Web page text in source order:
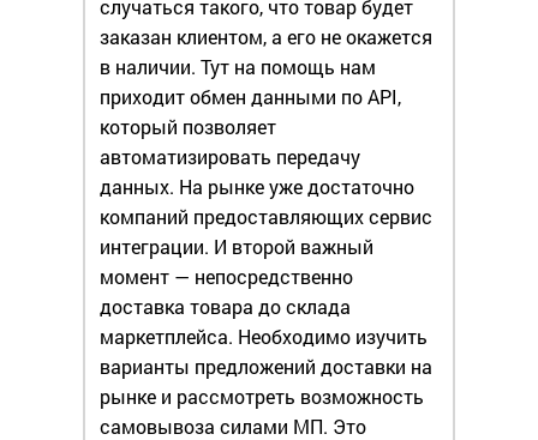
случаться такого, что товар будет
заказан клиентом, а его не окажется
в наличии. Тут на помощь нам
приходит обмен данными по API,
который позволяет
автоматизировать передачу
данных. На рынке уже достаточно
компаний предоставляющих сервис
интеграции. И второй важный
момент — непосредственно
доставка товара до склада
маркетплейса. Необходимо изучить
варианты предложений доставки на
рынке и рассмотреть возможность
самовывоза силами МП. Это